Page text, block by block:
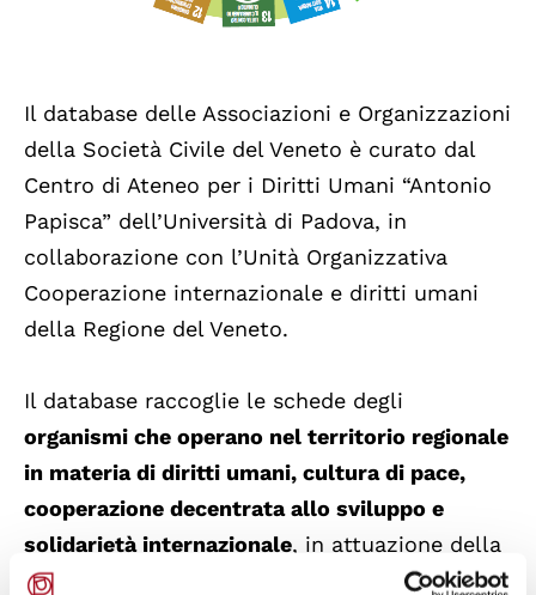
Il database delle Associazioni e Organizzazioni
della Società Civile del Veneto è curato dal
Centro di Ateneo per i Diritti Umani “Antonio
Papisca” dell’Università di Padova, in
collaborazione con l’Unità Organizzativa
Cooperazione internazionale e diritti umani
della Regione del Veneto.
Il database raccoglie le schede degli
organismi che operano nel territorio regionale
in materia di diritti umani, cultura di pace,
cooperazione decentrata allo sviluppo e
solidarietà internazionale, in attuazione della
Legge Regionale n. 21 del 21 giugno 2018